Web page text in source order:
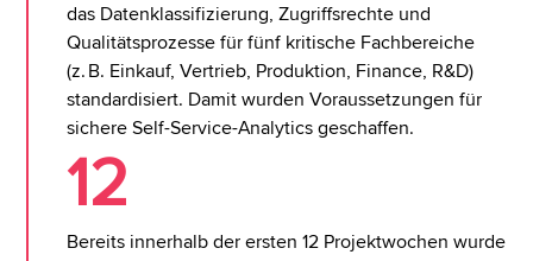
das Datenklassifizierung, Zugriffsrechte und
Qualitätsprozesse für fünf kritische Fachbereiche
(z. B. Einkauf, Vertrieb, Produktion, Finance, R&D)
standardisiert. Damit wurden Voraussetzungen für
sichere Self-Service-Analytics geschaffen.
12
Bereits innerhalb der ersten 12 Projektwochen wurde